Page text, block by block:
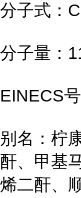
分子式：
分子量：
EINECS
别名：柠
酐、甲基
烯二酐、